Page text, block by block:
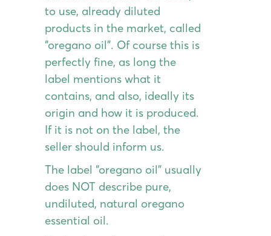
to use, already diluted
products in the market, called
“oregano oil”. Of course this is
perfectly fine, as long the
label mentions what it
contains, and also, ideally its
origin and how it is produced.
If it is not on the label, the
seller should inform us.
The label “oregano oil” usually
does ΝΟΤ describe pure,
undiluted, natural oregano
essential oil.